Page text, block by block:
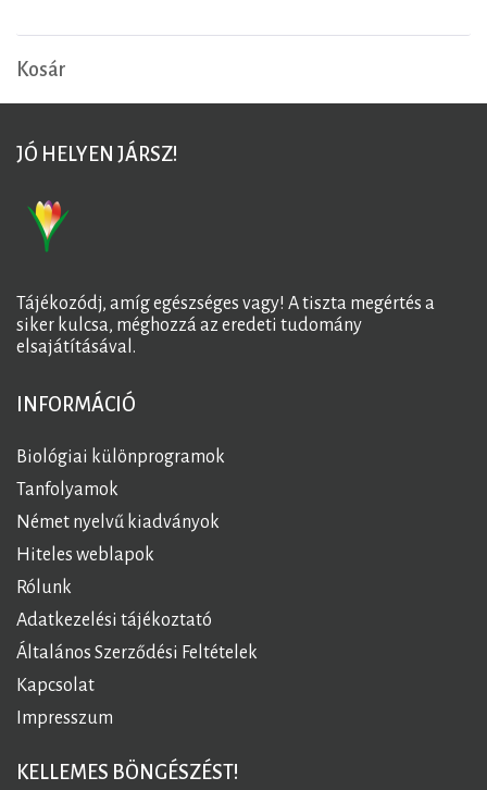
Kosár
JÓ HELYEN JÁRSZ!
Tájékozódj, amíg egészséges vagy! A tiszta megértés a
siker kulcsa, méghozzá az eredeti tudomány
elsajátításával.
INFORMÁCIÓ
Biológiai különprogramok
Tanfolyamok
Német nyelvű kiadványok
Hiteles weblapok
Rólunk
Adatkezelési tájékoztató
Általános Szerződési Feltételek
Kapcsolat
Impresszum
KELLEMES BÖNGÉSZÉST!